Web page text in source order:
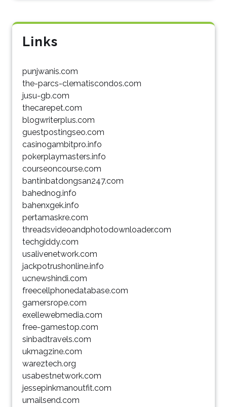
Links
punjwanis.com
the-parcs-clematiscondos.com
jusu-gb.com
thecarepet.com
blogwriterplus.com
guestpostingseo.com
casinogambitpro.info
pokerplaymasters.info
courseoncourse.com
bantinbatdongsan247.com
bahednog.info
bahenxgek.info
pertamaskre.com
threadsvideoandphotodownloader.com
techgiddy.com
usalivenetwork.com
jackpotrushonline.info
ucnewshindi.com
freecellphonedatabase.com
gamersrope.com
exellewebmedia.com
free-gamestop.com
sinbadtravels.com
ukmagzine.com
wareztech.org
usabestnetwork.com
jessepinkmanoutfit.com
umailsend.com